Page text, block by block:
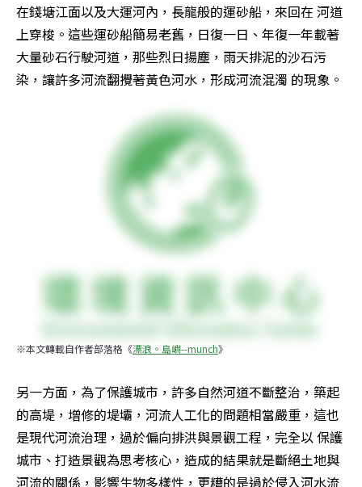
在錢塘江面以及大運河內，長龍般的運砂船，來回在 河道
上穿梭。這些運砂船簡易老舊，日復一日、年復一年載著
大量砂石行駛河道，那些烈日揚塵，雨天排泥的沙石污
染，讓許多河流翻攪著黃色河水，形成河流混濁 的現象。
※本文轉載自作者部落格《漂浪。島嶼--munch》
另一方面，為了保護城市，許多自然河道不斷整治，築起
的高堤，增修的堤壩，河流人工化的問題相當嚴重，這也
是現代河流治理，過於偏向排洪與景觀工程，完全以 保護
城市、打造景觀為思考核心，造成的結果就是斷絕土地與
河流的關係，影響生物多樣性，更糟的是過於侵入河水流